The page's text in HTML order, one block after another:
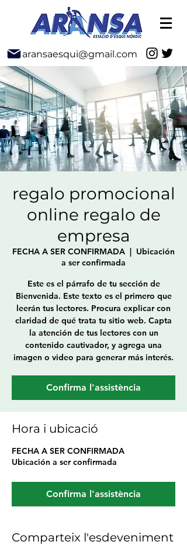
aransaesqui@gmail.com
regalo promocional
online regalo de
empresa
FECHA A SER CONFIRMADA
  |
Ubicación
a ser confirmada
Este es el párrafo de tu sección de
Bienvenida. Este texto es el primero que
leerán tus lectores. Procura explicar con
claridad de qué trata tu sitio web. Capta
la atención de tus lectores con un
contenido cautivador, y agrega una
imagen o video para generar más interés.
Confirma l'assistència
Hora i ubicació
FECHA A SER CONFIRMADA
Ubicación a ser confirmada
Confirma l'assistència
Comparteix l'esdeveniment